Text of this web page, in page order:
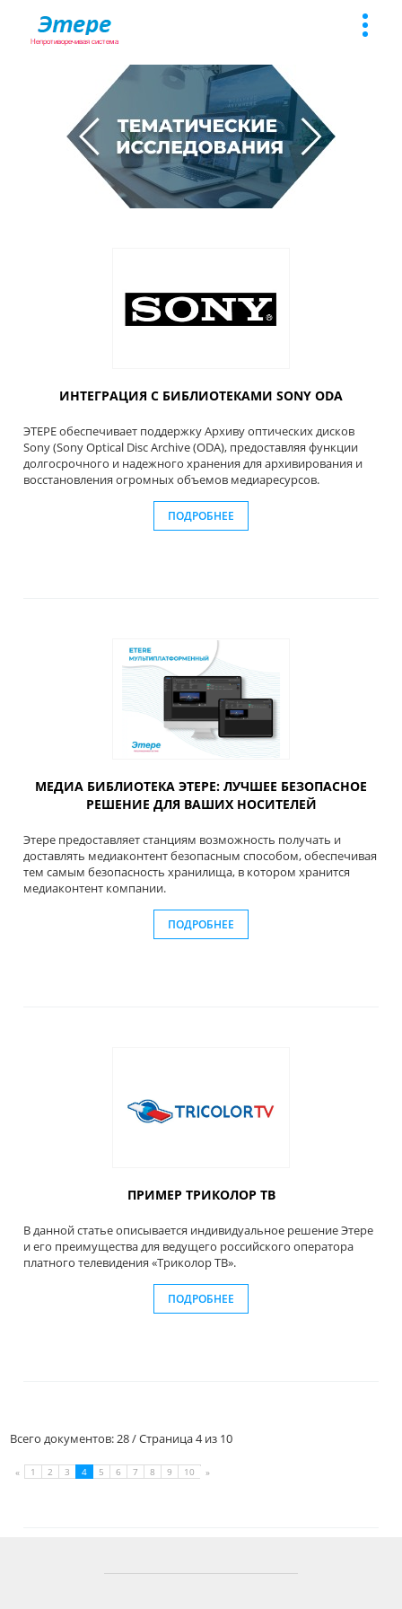
Toggle
ИНТЕГРАЦИЯ С БИБЛИОТЕКАМИ SONY ODA
ЭТЕРЕ обеспечивает поддержку Архиву оптических дисков
Sony (Sony Optical Disc Archive (ODA), предоставляя функции
долгосрочного и надежного хранения для архивирования и
восстановления огромных объемов медиаресурсов.
ПОДРОБНЕЕ
МЕДИА БИБЛИОТЕКА ЭТЕРЕ: ЛУЧШЕЕ БЕЗОПАСНОЕ
РЕШЕНИЕ ДЛЯ ВАШИХ НОСИТЕЛЕЙ
Этере предоставляет станциям возможность получать и
доставлять медиаконтент безопасным способом, обеспечивая
тем самым безопасность хранилища, в котором хранится
медиаконтент компании.
ПОДРОБНЕЕ
ПРИМЕР ТРИКОЛОР ТВ
В данной статье описывается индивидуальное решение Этере
и его преимущества для ведущего российского оператора
платного телевидения «Триколор ТВ».
ПОДРОБНЕЕ
Всего документов: 28 / Страница 4 из 10
« 1 2 3 4 5 6 7 8 9 10 »